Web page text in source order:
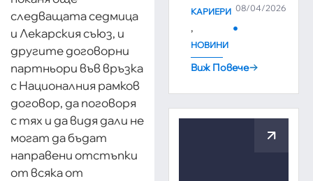
следващата седмица
и Лекарския съюз, и
другите договорни
партньори във връзка
с Националния рамков
договор, да поговоря
с тях и да видя дали не
могат да бъдат
направени отстъпки
от всяка от
08/04/2026
КАРИЕРИ
,
НОВИНИ
Виж Повече